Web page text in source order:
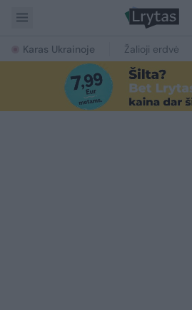
Karas Ukrainoje Žalioji erdvė